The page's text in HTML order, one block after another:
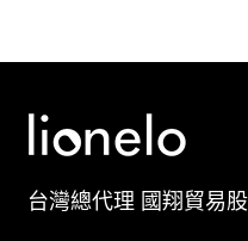
台灣總代理 國翔貿易